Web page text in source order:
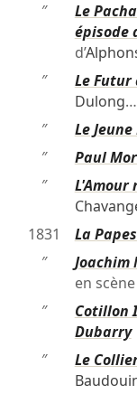
″
Le
épisode
d’
″
Le Futur
Dulong…
″
Le
″
Paul
″
L'Amour
1831
La
″
Joachim
en scène
″
Cotillon
Dubarry
″
Le